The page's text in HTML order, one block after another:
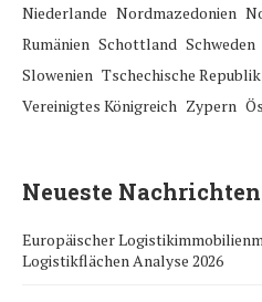
Niederlande Nordmazedonien
Rumänien Schottland Schweden
Slowenien Tschechische Republik
Vereinigtes Königreich Zypern
Neueste Nachrichten
Europäischer
Logistikflächen Analyse 2026